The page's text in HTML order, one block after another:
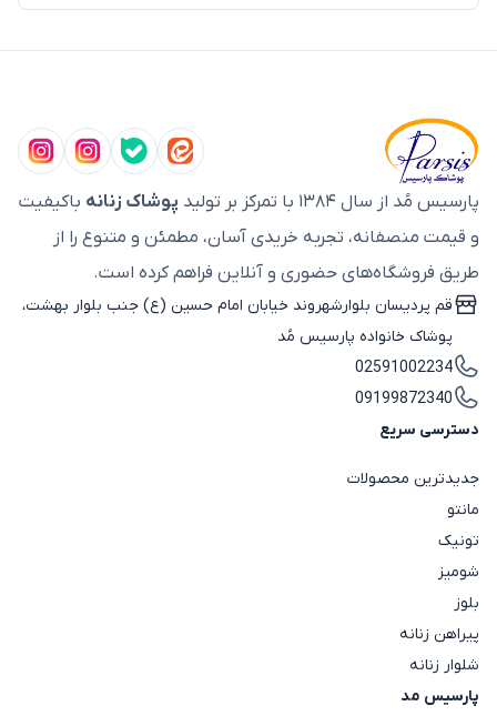
پارسیس مُد از سال ۱۳۸۴ با تمرکز بر تولید پوشاک زنانه باکیفیت
و قیمت منصفانه، تجربه خریدی آسان، مطمئن و متنوع را از
طریق فروشگاه‌های حضوری و آنلاین فراهم کرده است.
قم پردیسان بلوارشهروند خیابان امام حسین (ع) جنب بلوار بهشت،
پوشاک خانواده پارسیس مُد
02591002234
09199872340
دسترسی سریع
جدیدترین محصولات
مانتو
تونیک
شومیز
بلوز
پیراهن زنانه
شلوار زنانه
پارسیس مد